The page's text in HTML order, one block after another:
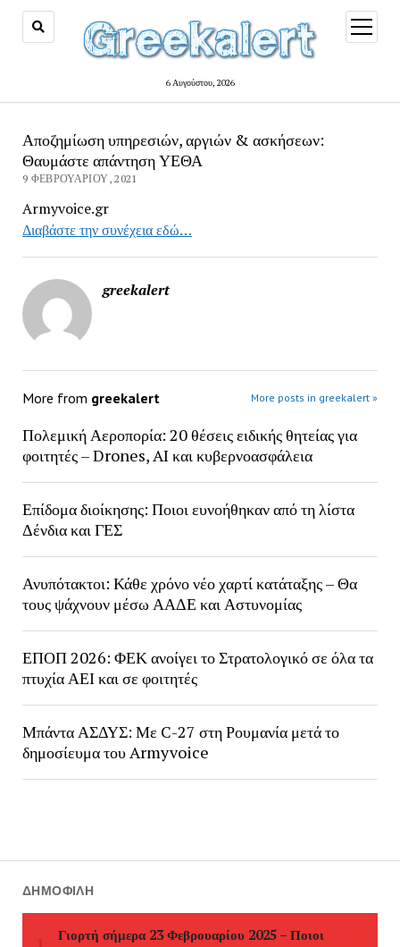
6 Αυγούστου, 2026
open
menu
Αποζημίωση υπηρεσιών, αργιών & ασκήσεων:
Θαυμάστε απάντηση ΥΕΘΑ
9 ΦΕΒΡΟΥΑΡΊΟΥ, 2021
Armyvoice.gr
Διαβάστε την συνέχεια εδώ…
greekalert
More from greekalert More posts in greekalert »
Πολεμική Αεροπορία: 20 θέσεις ειδικής θητείας για
φοιτητές – Drones, AI και κυβερνοασφάλεια
Επίδομα διοίκησης: Ποιοι ευνοήθηκαν από τη λίστα
Δένδια και ΓΕΣ
Ανυπότακτοι: Κάθε χρόνο νέο χαρτί κατάταξης – Θα
τους ψάχνουν μέσω ΑΑΔΕ και Αστυνομίας
ΕΠΟΠ 2026: ΦΕΚ ανοίγει το Στρατολογικό σε όλα τα
πτυχία ΑΕΙ και σε φοιτητές
Μπάντα ΑΣΔΥΣ: Με C-27 στη Ρουμανία μετά το
δημοσίευμα του Armyvoice
ΔΗΜΟΦΙΛΉ